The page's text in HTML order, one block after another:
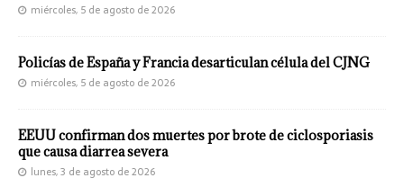
miércoles, 5 de agosto de 2026
Policías de España y Francia desarticulan célula del CJNG
miércoles, 5 de agosto de 2026
EEUU confirman dos muertes por brote de ciclosporiasis
que causa diarrea severa
lunes, 3 de agosto de 2026